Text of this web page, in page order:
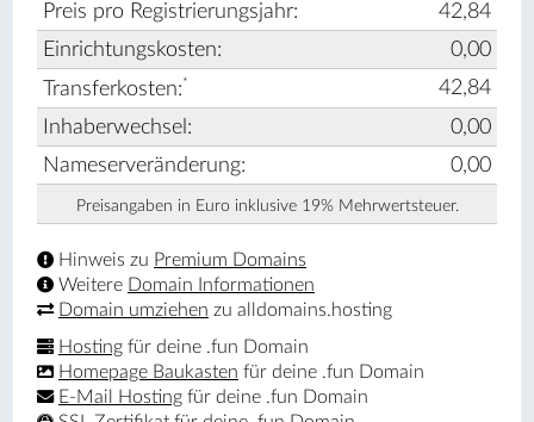
Preis pro Registrierungsjahr:
42,84
Einrichtungskosten:
0,00
Transferkosten:*
42,84
Inhaberwechsel:
0,00
Nameserveränderung:
0,00
Preisangaben in Euro inklusive 19% Mehrwertsteuer.
Hinweis zu Premium Domains
Weitere Domain Informationen
Domain umziehen zu alldomains.hosting
Hosting für deine .fun Domain
Homepage Baukasten für deine .fun Domain
E-Mail Hosting für deine .fun Domain